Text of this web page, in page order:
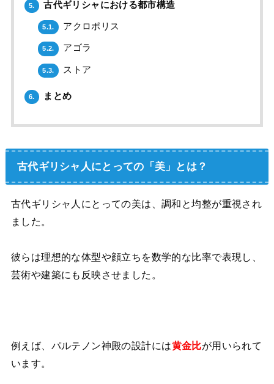
5. 古代ギリシャにおける都市構造
5.1. アクロポリス
5.2. アゴラ
5.3. ストア
6. まとめ
古代ギリシャ人にとっての「美」とは？
古代ギリシャ人にとっての美は、調和と均整が重視され
ました。
彼らは理想的な体型や顔立ちを数学的な比率で表現し、
芸術や建築にも反映させました。
例えば、パルテノン神殿の設計には黄金比が用いられて
います。